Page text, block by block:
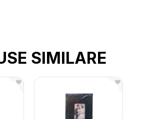
SIMILARE